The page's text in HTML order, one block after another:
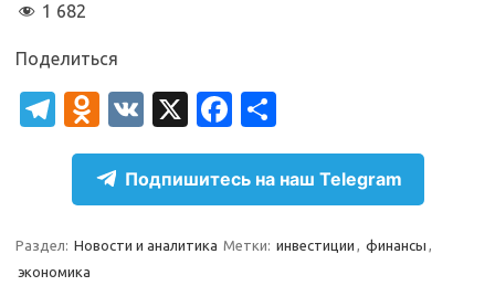
1 682
Поделиться
T
el
gr
a
m
O
d
n
o
kl
V
K
X
Fa
c
e
b
o
т
п
р
а
Подпишитесь на наш Telegram
Раздел: Новости и аналитика Метки: инвестиции , финансы ,
экономика